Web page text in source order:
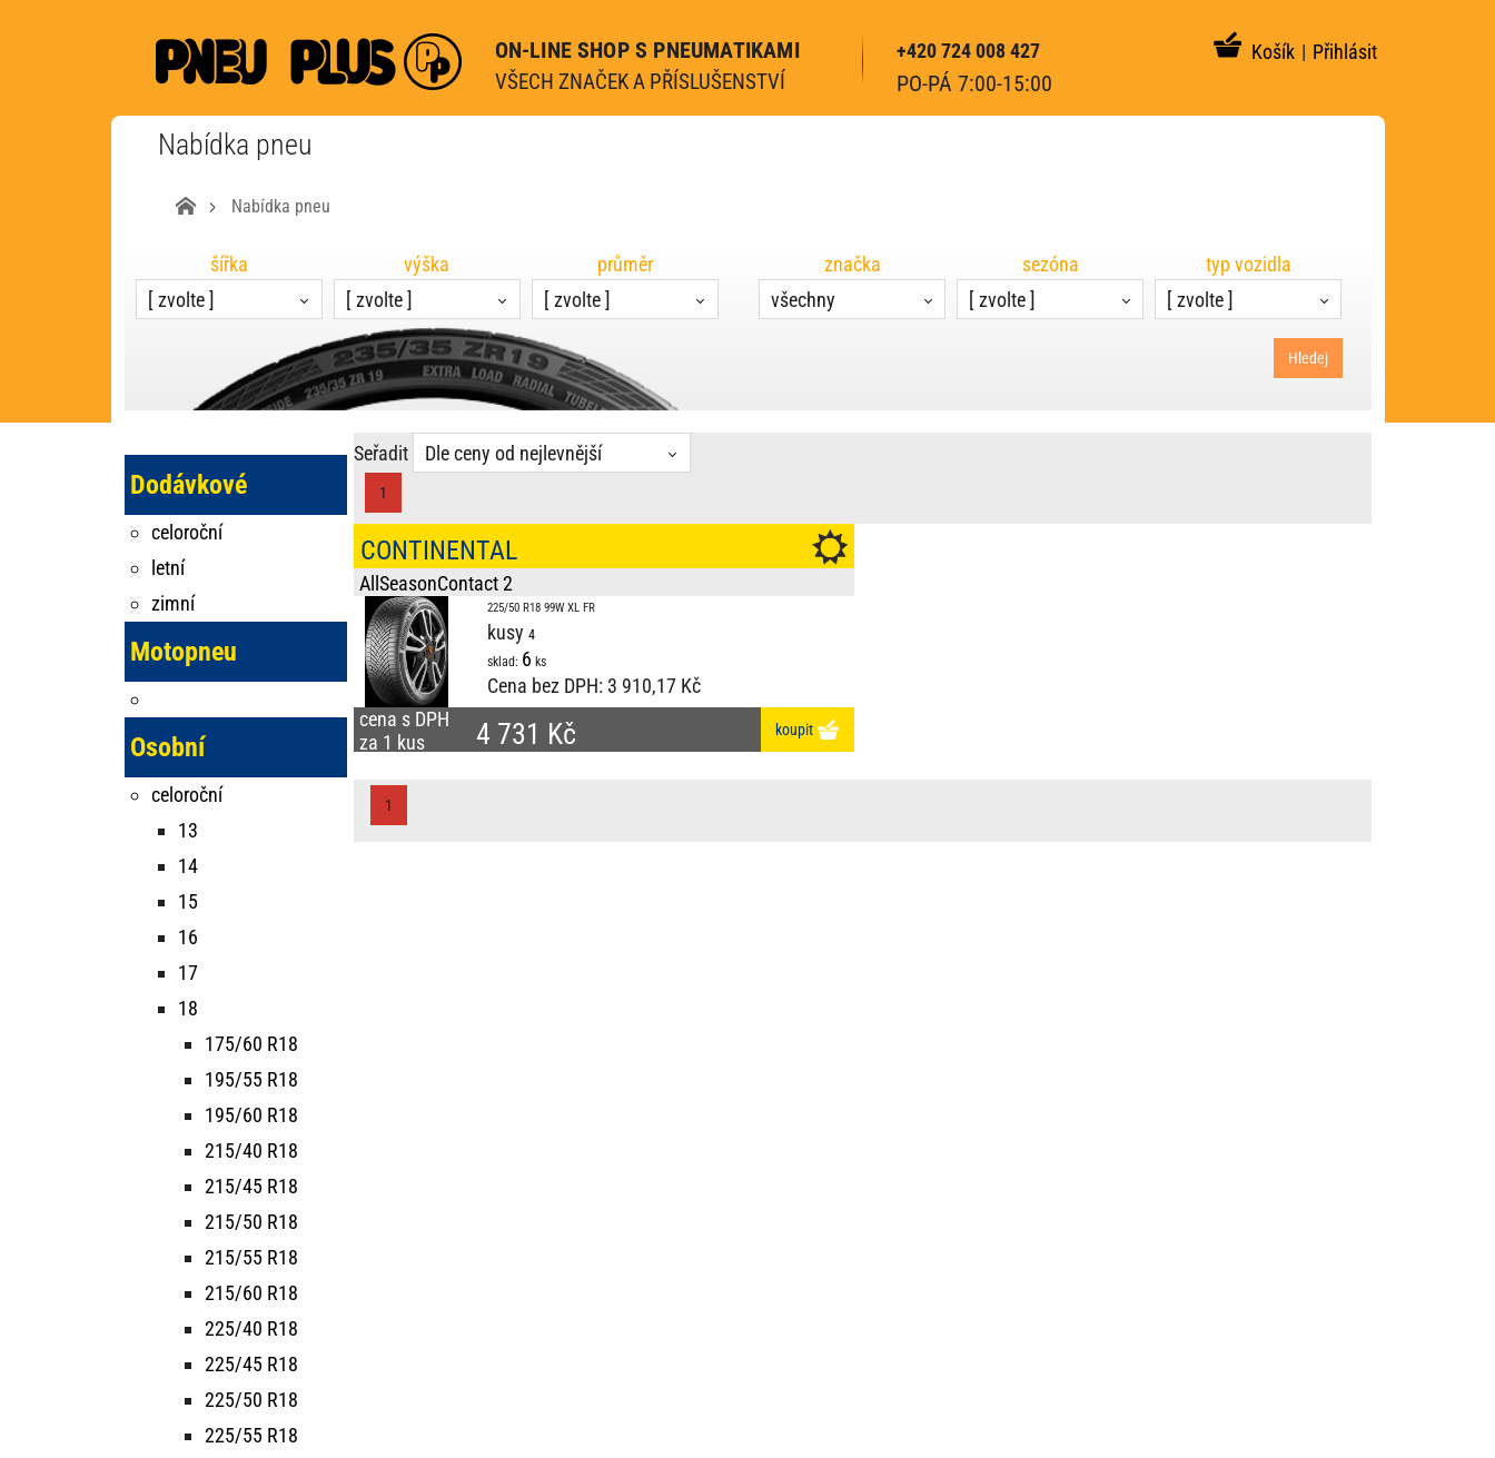
ON-LINE SHOP S PNEUMATIKAMI
VŠECH ZNAČEK A PŘÍSLUŠENSTVÍ
+420 724 008 427
PO-PÁ 7:00-15:00
Košík | Přihlásit
Nabídka pneu
Nabídka pneu
šířka
[ zvolte ]
výška
[ zvolte ]
průměr
[ zvolte ]
značka
všechny
sezóna
[ zvolte ]
typ vozidla
[ zvolte ]
Hledej
Seřadit Dle ceny od nejlevnější
1
CONTINENTAL
AllSeasonContact 2
225/50 R18 99W XL FR
kusy
sklad: 6 ks
Cena bez DPH: 3 910,17 Kč
cena s DPH
za 1 kus
4 731 Kč koupit
1
Dodávkové
celoroční
letní
zimní
Motopneu
Osobní
celoroční
13
14
15
16
17
18
175/60 R18
195/55 R18
195/60 R18
215/40 R18
215/45 R18
215/50 R18
215/55 R18
215/60 R18
225/40 R18
225/45 R18
225/50 R18
225/55 R18